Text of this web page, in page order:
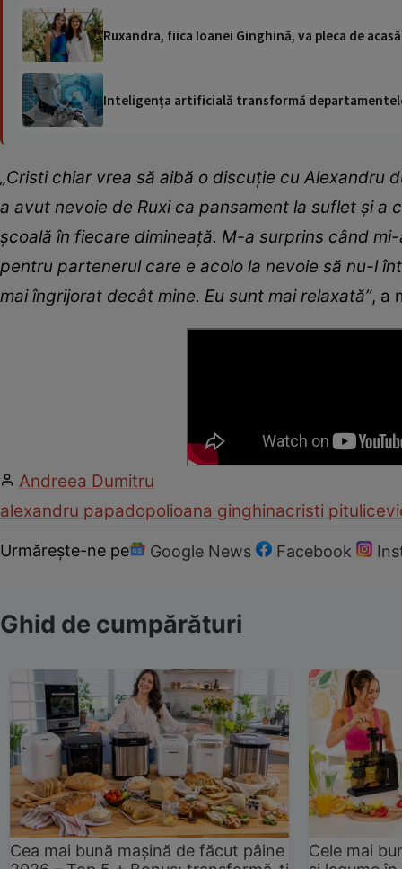
Ruxandra, fiica Ioanei Ginghină, va pleca de
Inteligența artificială transformă
„Cristi chiar vrea să aibă o discuție cu Alexandru
a avut nevoie de Ruxi ca pansament la suflet și a
școală în fiecare dimineață. M-a surprins când
pentru partenerul care e acolo la nevoie să nu-l
mai îngrijorat decât mine. Eu sunt mai relaxată”, a
Andreea Dumitru
alexandru papadopolioana ginghinacristi pitulice
Urmărește-ne pe Google News Facebook
Ghid de cumpărături
Cea mai bună mașină de făcut pâine
Cele mai